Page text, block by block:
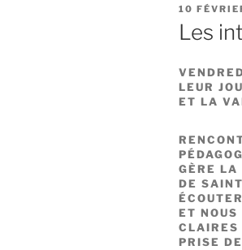
PUBLIÉ
LE
10
Les
LEUR
ET LA
GÈRE LA
DE
ET
CLAIRES
PRISE